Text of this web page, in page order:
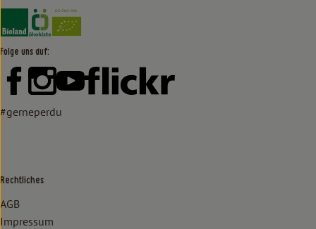
Externer Link zu https://www.bioland.de/verbraucher
Externer Link zu https://www.oekokiste.de/
Folge uns auf:
Externer Link zu https://www.facebook.com/lammertzhof/
Externer Link zu https://www.instagram.com/
Externer Link zu https://www.youtube.com/
Externer Link zu https://
#gerneperdu
Rechtliches
AGB
Impressum